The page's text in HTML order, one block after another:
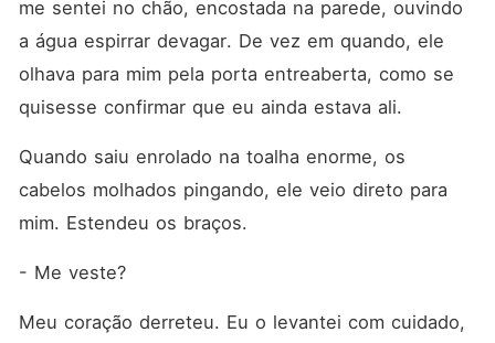
me sentei no chão, encostada na parede, ouvindo
a água espirrar devagar. De vez em quando, ele
olhava para mim pela porta entreaberta, como se
quisesse confirmar que eu ainda estava ali.
Quando saiu enrolado na toalha enorme, os
cabelos molhados pingando, ele veio direto para
mim. Estendeu os braços.
- Me veste?
Meu coração derreteu. Eu o levantei com cuidado,